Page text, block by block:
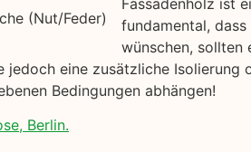
Fassadenholz ist
fundamental,
wünschen, sollten
jedoch eine zusätzliche
Bedingungen abhängen!
Berlin.